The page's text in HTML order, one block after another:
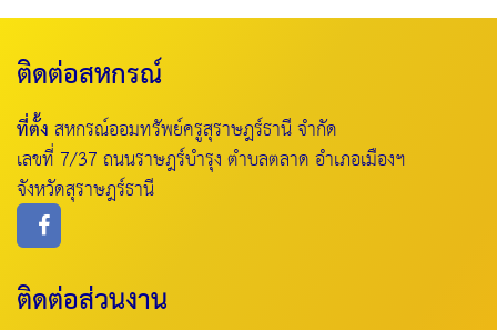
ติดต่อสหกรณ์
ที่ตั้งสหกรณ์ออมทรัพย์ครูสุราษฎร์ธานี จำกัด
เลขที่ 7/37 ถนนราษฎร์บำรุง ตำบลตลาด อำเภอเมืองฯ
จังหวัดสุราษฎร์ธานี
ติดต่อส่วนงาน